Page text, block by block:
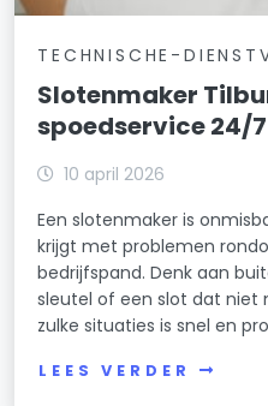
TECHNISCHE-
Slotenmaker
spoedservice 24/
10 april 2026
Een slotenmaker is
krijgt met problemen
bedrijfspand. Denk aan
sleutel of een slot dat niet
zulke situaties is snel en
LEES VERDER